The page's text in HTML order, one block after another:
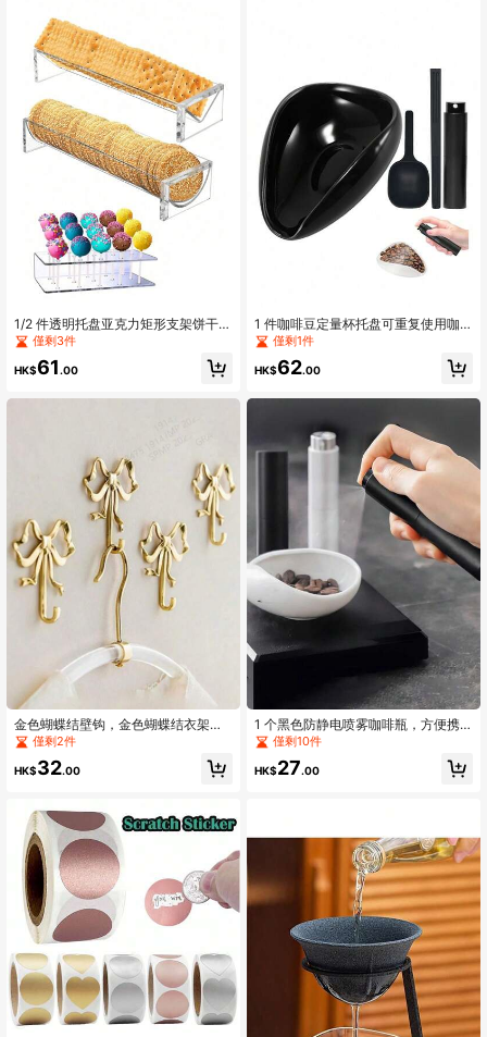
1/2 件透明托盘亚克力矩形支架饼干托
盘食物展示架派对开胃菜托盘透明食
适合户外野餐
僅剩3件
HK$61.00
金色蝴蝶结壁钩，金色蝴蝶结衣架，
黄铜蝴蝶结壁钩，门钩，毛巾钩，黄
厨房装饰的挂钩，黄铜金属壁挂式衣
于卧室和浴室，北欧复古衣钩，衣
钩，卧室门廊浴室装饰，实心黄铜蝴
蝶结形壁钩
僅剩2件
HK$32.00
1 件咖啡豆定量杯托盘可重复使用咖
啡定量容器意式浓缩咖啡配件适用于
僅剩1件
HK$62.00
1 个黑色防静电喷雾咖啡瓶，方便携
带学校用品回学校
僅剩10件
HK$27.00